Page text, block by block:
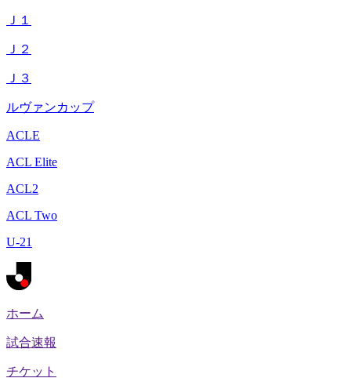
Ｊ１
Ｊ２
Ｊ３
ルヴァンカップ
ACLE
ACL Elite
ACL2
ACL Two
U-21
ホーム
試合速報
チケット